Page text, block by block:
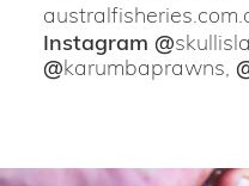
Instagram @
@karumbaprawns,